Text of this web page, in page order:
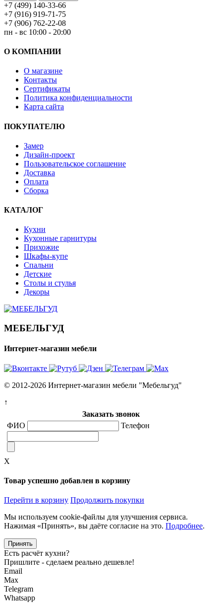
+7 (499) 140-33-66
+7 (916) 919-71-75
+7 (906) 762-22-08
пн - вс 10:00 - 20:00
О КОМПАНИИ
О магазине
Контакты
Сертификаты
Политика конфиденциальности
Карта сайта
ПОКУПАТЕЛЮ
Замер
Дизайн-проект
Пользовательское соглашение
Доставка
Оплата
Сборка
КАТАЛОГ
Кухни
Кухонные гарнитуры
Прихожие
Шкафы-купе
Спальни
Детские
Столы и стулья
Декоры
МЕБЕЛЬГУД
Интернет-магазин мебели
© 2012-2026 Интернет-магазин мебели "Мебельгуд"
↑
Заказать звонок
ФИО
Телефон
X
Товар успешно добавлен в корзину
Перейти в корзину Продолжить покупки
Мы используем cookie-файлы для улучшения сервиса.
Нажимая «Принять», вы даёте согласие на это. Подробнее.
Принять
Есть расчёт кухни?
Пришлите - сделаем реально дешевле!
Email
Max
Telegram
Whatsapp